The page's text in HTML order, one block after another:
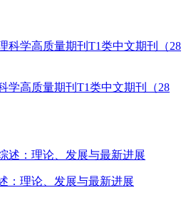
学高质量期刊T1类中文期刊（28
：理论、发展与最新进展